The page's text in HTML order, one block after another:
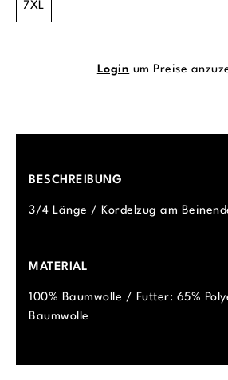
7XL
Login um Preise
BESCHREIBUNG
3/4 Länge / Kordelzug am
MATERIAL
100% Baumwolle / Futter: 65%
Baumwolle